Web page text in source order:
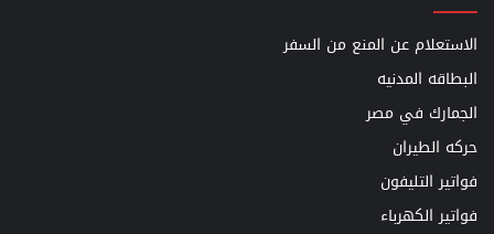
الاستعلام عن المنع من السفر
البطاقه المدنيه
الجمارك في مصر
حركه الطيران
فواتير التليفون
فواتير الكهرباء